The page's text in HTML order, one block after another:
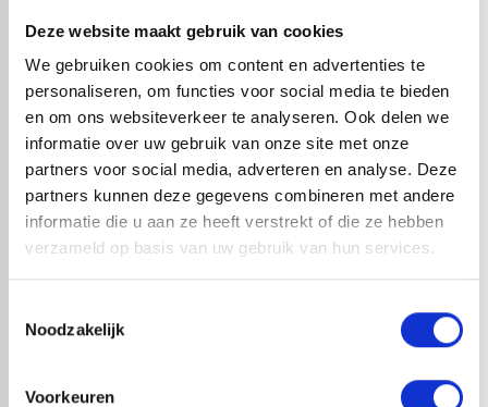
Deze website maakt gebruik van cookies
We gebruiken cookies om content en advertenties te
personaliseren, om functies voor social media te bieden
en om ons websiteverkeer te analyseren. Ook delen we
informatie over uw gebruik van onze site met onze
partners voor social media, adverteren en analyse. Deze
partners kunnen deze gegevens combineren met andere
informatie die u aan ze heeft verstrekt of die ze hebben
verzameld op basis van uw gebruik van hun services.
Noodzakelijk
Voorkeuren
weersinvloeden. Dankzij de grote rolbreedtes kan het dak
lekkages sterk vermindert. Elevate EPDM is veilig te
verwerken zonder open vuur en geschikt voor zowel
nieuwbouw als renovatie. Ideaal voor woningen, garages,
carports, dakkapellen en uitbouwen. Met Elevate EPDM
kies je voor een bewezen, onderhoudsarme en duurzame
dakoplossing.
check_circleLeverancier met expertise in EPDM-verwerking